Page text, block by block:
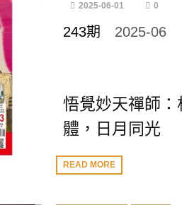
2025-06-01 0
243期 2025-06
悟覺妙天禪師
體，日月同光
READ MORE